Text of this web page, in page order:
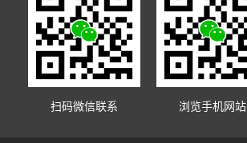
扫码微信联系 浏览手机网站